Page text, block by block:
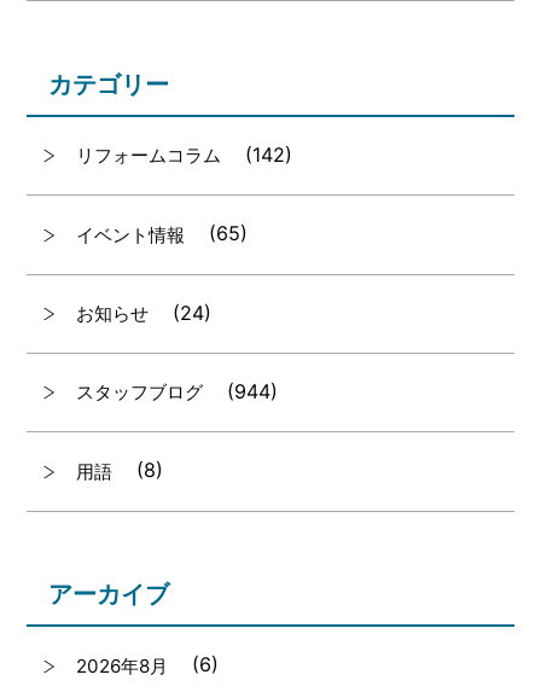
カテゴリー
リフォームコラム (142)
イベント情報 (65)
お知らせ (24)
スタッフブログ (944)
用語 (8)
アーカイブ
2026年8月 (6)